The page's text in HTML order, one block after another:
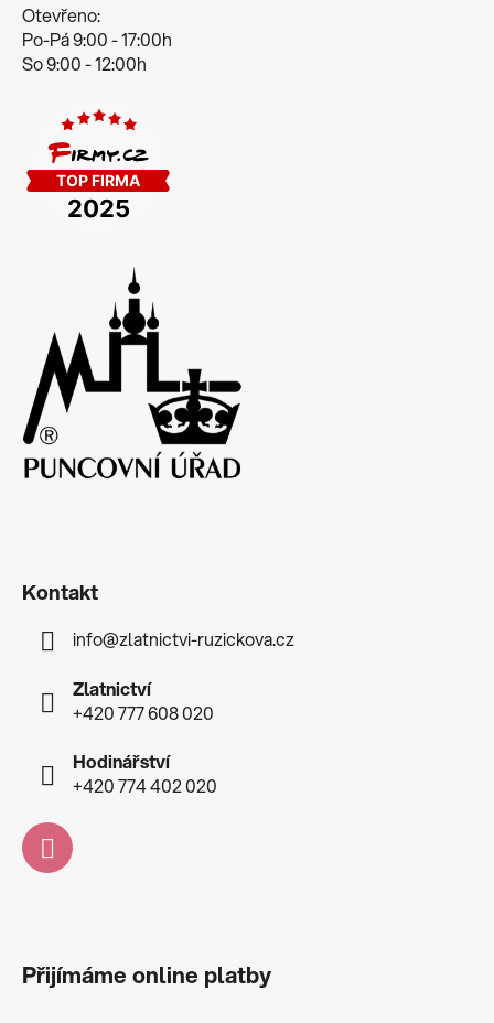
Otevřeno:
Po-Pá 9:00 - 17:00h
So 9:00 - 12:00h
Kontakt
info@zlatnictvi-ruzickova.cz
Zlatnictví
+420 777 608 020
Hodinářství
+420 774 402 020
Přijímáme online platby